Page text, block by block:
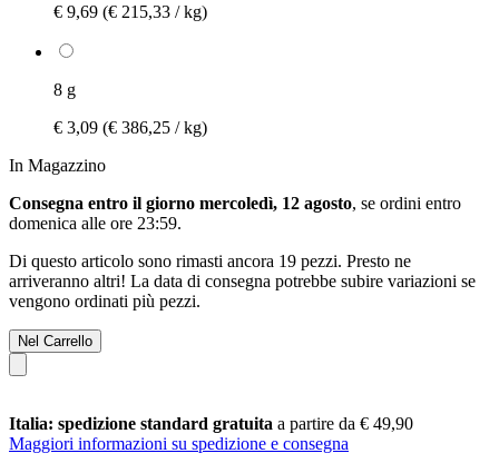
€ 9,69 (€ 215,33 / kg)
8 g
€ 3,09 (€ 386,25 / kg)
In Magazzino
Consegna entro il giorno mercoledì, 12 agosto, se ordini entro
domenica alle ore 23:59.
Di questo articolo sono rimasti ancora 19 pezzi. Presto ne
arriveranno altri! La data di consegna potrebbe subire variazioni se
vengono ordinati più pezzi.
Nel Carrello
Italia: spedizione standard gratuita a partire da € 49,90
Maggiori informazioni su spedizione e consegna